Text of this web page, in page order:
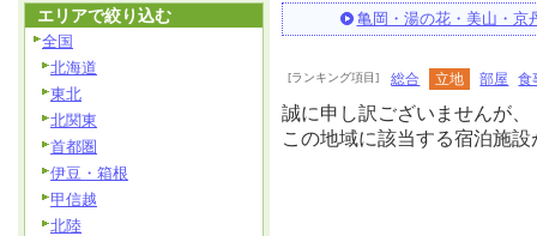
亀岡・湯の花・美山・京
[ランキング項目] 総合 立地 部屋 食
誠に申し訳ございませんが、
この地域に該当する宿泊施
エリアで絞り込む
全国
北海道
東北
北関東
首都圏
伊豆・箱根
甲信越
北陸